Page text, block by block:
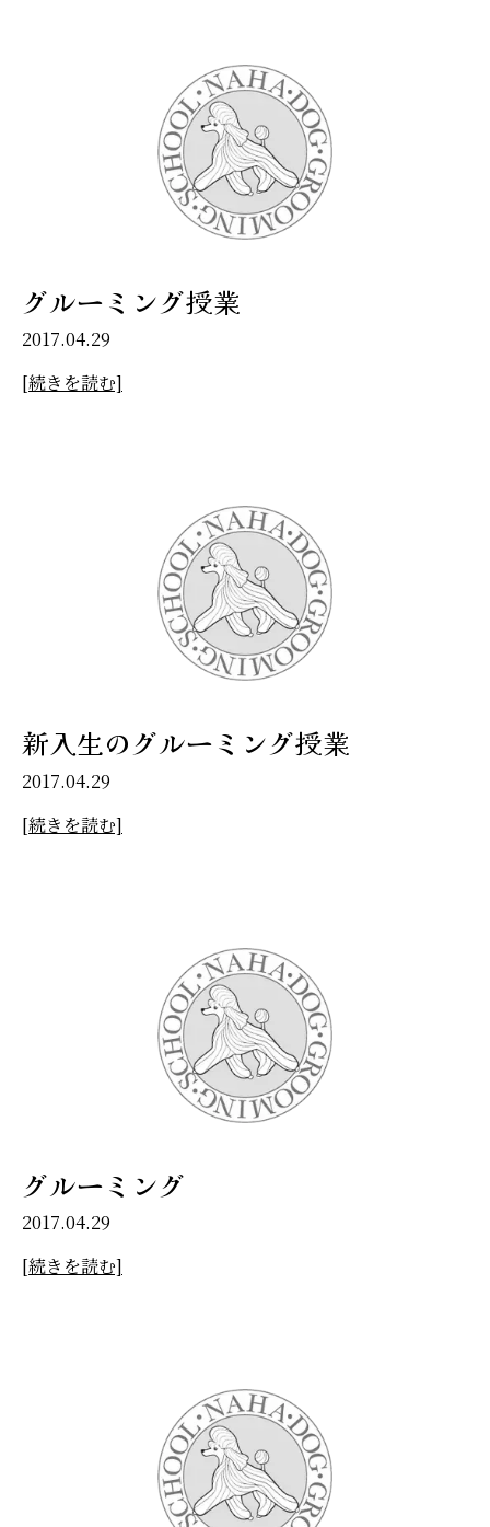
グルーミング授業
2017.04.29
[続きを読む]
新入生のグルーミング授業
2017.04.29
[続きを読む]
グルーミング
2017.04.29
[続きを読む]